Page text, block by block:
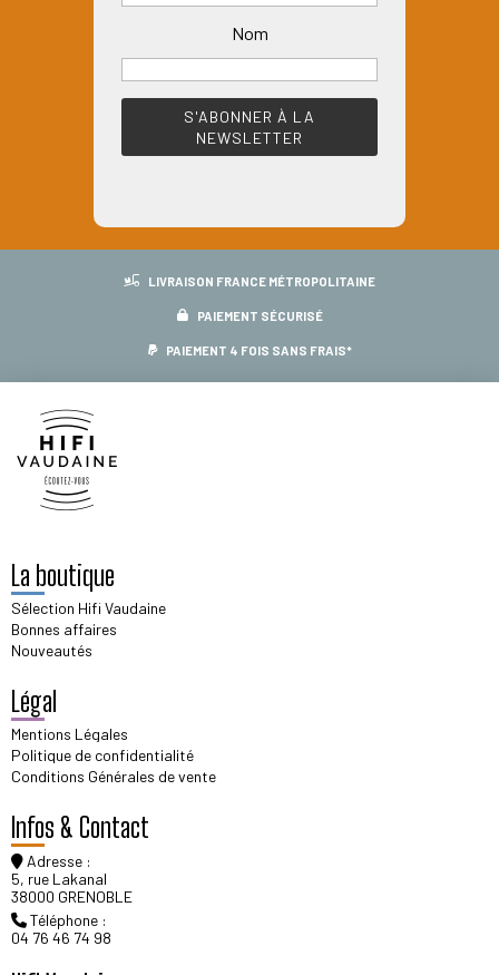
Nom
LIVRAISON FRANCE MÉTROPOLITAINE
PAIEMENT SÉCURISÉ
PAIEMENT 4 FOIS SANS FRAIS*
La boutique
Sélection Hifi Vaudaine
Bonnes affaires
Nouveautés
Légal
Mentions Légales
Politique de confidentialité
Conditions Générales de vente
Infos & Contact
Adresse :
5, rue Lakanal
38000 GRENOBLE
Téléphone :
04 76 46 74 98